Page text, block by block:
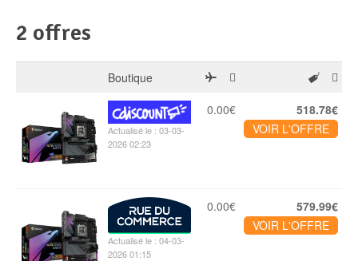
2 offres
Boutique
Actualisé le : 03-03-
2026 02:23
0.00€
518.78€
VOIR L'OFFRE
Actualisé le : 04-03-
2026 01:15
0.00€
579.99€
VOIR L'OFFRE